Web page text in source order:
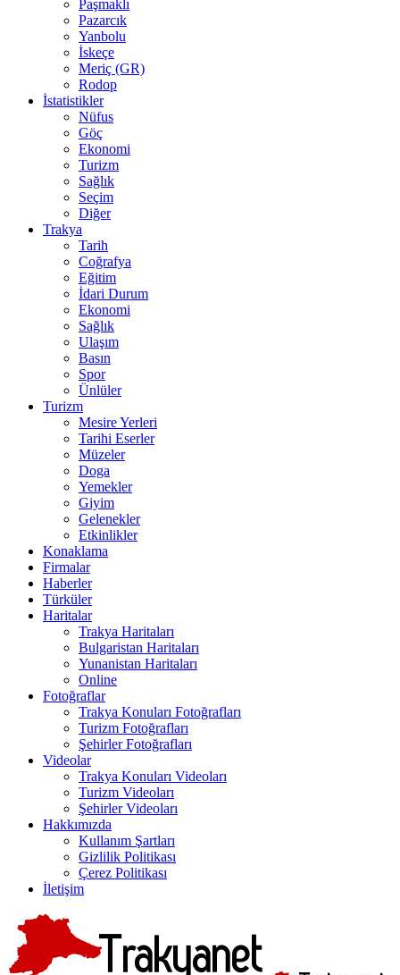
Paşmaklı
Pazarcık
Yanbolu
İskeçe
Meriç (GR)
Rodop
İstatistikler
Nüfus
Göç
Ekonomi
Turizm
Sağlık
Seçim
Diğer
Trakya
Tarih
Coğrafya
Eğitim
İdari Durum
Ekonomi
Sağlık
Ulaşım
Basın
Spor
Ünlüler
Turizm
Mesire Yerleri
Tarihi Eserler
Müzeler
Doga
Yemekler
Giyim
Gelenekler
Etkinlikler
Konaklama
Firmalar
Haberler
Türküler
Haritalar
Trakya Haritaları
Bulgaristan Haritaları
Yunanistan Haritaları
Online
Fotoğraflar
Trakya Konuları Fotoğrafları
Turizm Fotoğrafları
Şehirler Fotoğrafları
Videolar
Trakya Konuları Videoları
Turizm Videoları
Şehirler Videoları
Hakkımızda
Kullanım Şartları
Gizlilik Politikası
Çerez Politikası
İletişim